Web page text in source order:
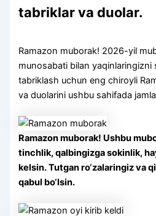
tabriklar va duolar.
Ramazon muborak! 2026-yil
munosabati bilan yaqinlaringizni
tabriklash uchun eng chiroyli
va duolarini ushbu sahifada
Ramazon muborak! Ushbu
tinchlik, qalbingizga sokinlik,
kelsin. Tutgan ro‘zalaringiz va
qabul bo‘lsin.